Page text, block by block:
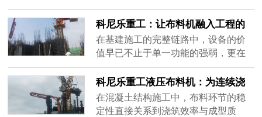
冷缝修补……这些看似零散的“小停
顿”，累积起来可能让单层工期延长半
天，成......
式劳动强度大、覆盖范围有限，且每
打完一个区域就要停泵移管，容易造
成冷缝。若采用可移动或吊装式布料
机，则需频繁拆装、依赖塔吊，同样
板顶升式液压布料机，提供了一种更
高效的解决方案：设备一次性安装就
位后，......
科尼乐重工：让布料机融入工程的
协同脉络
在基建施工的完整链路中，设备的价
值早已不止于单一功能的强弱，更在
于能否与整体流程无缝衔接。科尼乐
重工液压布料机跳出“孤立工具”的定
位，以贴合工程生态的设计逻辑，成
为串联前端输送、优化施工节奏的关
科尼乐重工液压布料机：为连续浇
筑提供可靠支撑
在混凝土结构施工中，布料环节的稳
定性直接关系到浇筑效率与成型质